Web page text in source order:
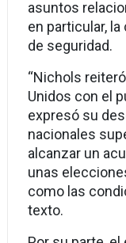
asuntos
en particular,
de seguridad.
“Nichols
Unidos con el
expresó su
nacionales
alcanzar un
unas
como las
texto.